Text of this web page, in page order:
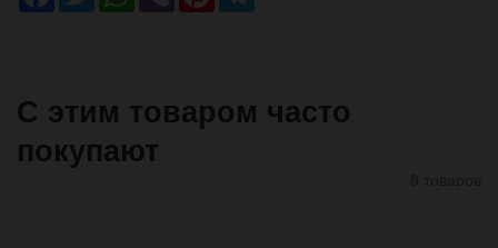
С этим товаром часто
покупают